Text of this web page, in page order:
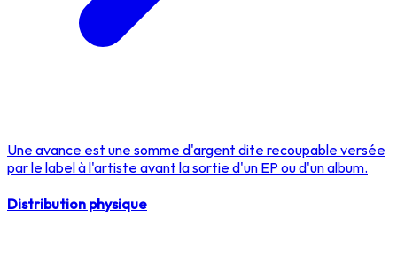
Une avance est une somme d'argent dite recoupable versée
par le label à l'artiste avant la sortie d'un EP ou d'un album.
Distribution physique